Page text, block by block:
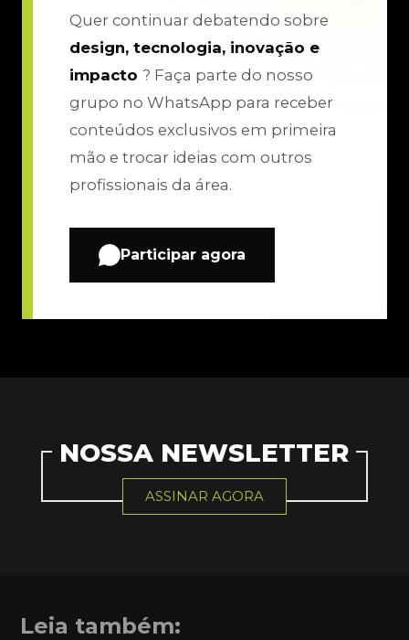
Quer continuar debatendo sobre
design, tecnologia, inovação e
impacto ? Faça parte do nosso
grupo no WhatsApp para receber
conteúdos exclusivos em primeira
mão e trocar ideias com outros
profissionais da área.
Participar agora
NOSSA NEWSLETTER
ASSINAR AGORA
Leia também: